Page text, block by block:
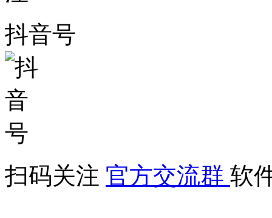
抖音号
扫码关注 官方交流群 软